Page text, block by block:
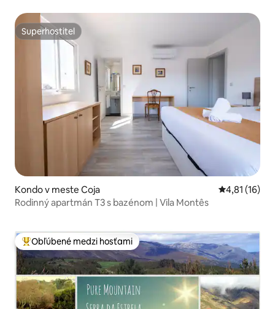
Superhostiteľ
Superhostiteľ
Kondo v meste Coja Priemerné
4,81 (16)
Rodinný apartmán T3 s bazénom | Vila Montês
Najobľúbenejšie medzi hosťami
Obľúbené medzi hosťami